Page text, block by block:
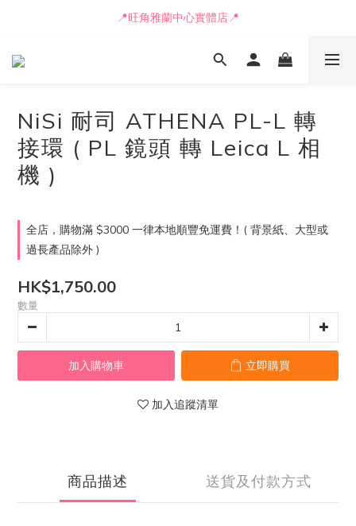
📒🖋️報價單 / 採購表格🖋️📒
📍旺角雅蘭中心實體店📍
🚛最快可即日安排貨車送到💨
NiSi 耐司 ATHENA PL-L 轉
接環 ( PL 鏡頭 轉 Leica L 相
機 )
全店，購物滿 $3000 一律本地順豐免運費！( 背景紙、大型或
過長產品除外 )
HK$1,750.00
數量
加入購物車 立即購買
加入追蹤清單
商品描述 送貨及付款方式